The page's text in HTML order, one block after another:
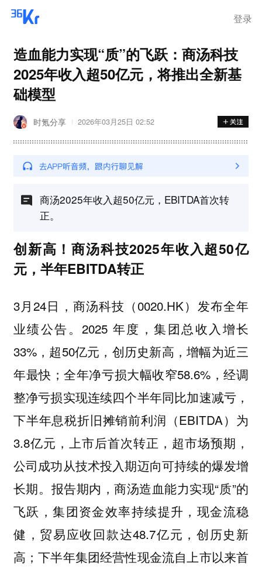
登录
造血能力实现“质”的飞跃：商汤科技
2025年收入超50亿元，将推出全新基
础模型
时氪分享 2026年03月25日 02:52
商汤2025年收入超50亿元，EBITDA首次转
正。
创新高！商汤科技2025年收入超50亿
元，半年EBITDA转正
3月24日，商汤科技（0020.HK）发布全年
业绩公告。2025 年度，集团总收入增长
33%，超50亿元，创历史新高，增幅为近三
年最快；全年净亏损大幅收窄58.6%，经调
整净亏损实现连续四个半年同比加速减亏，
下半年息税折旧摊销前利润（EBITDA）为
3.8亿元，上市后首次转正，超市场预期，
公司成功从技术投入期迈向可持续的爆发增
长期。报告期内，商汤造血能力实现“质”的
飞跃，集团资金效率持续提升，现金流稳
健，贸易应收回款达48.7亿元，创历史新
高；下半年集团经营性现金流自上市以来首